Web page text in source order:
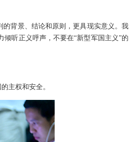
的背景、结论和原则，更具现实意义。我
听正义呼声，不要在“新型军国主义”的
主权和安全。